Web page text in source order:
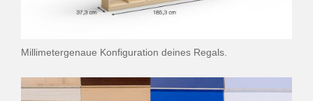
Millimetergenaue Konfiguration deines Regals.